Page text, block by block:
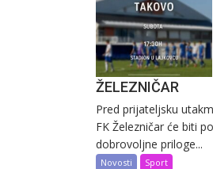
ŽELEZNIČAR
Pred prijateljsku
FK Železničar će biti
dobrovoljne priloge...
Novosti Sport